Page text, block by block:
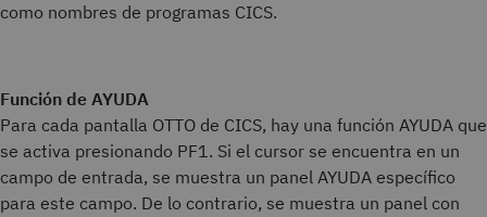
como nombres de programas CICS.
Función de AYUDA
Para cada pantalla OTTO de CICS, hay una función AYUDA que
se activa presionando PF1. Si el cursor se encuentra en un
campo de entrada, se muestra un panel AYUDA específico
para este campo. De lo contrario, se muestra un panel con